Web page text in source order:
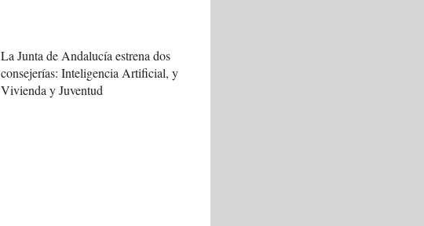
La Junta de Andalucía estrena dos
consejerías: Inteligencia Artificial, y
Vivienda y Juventud